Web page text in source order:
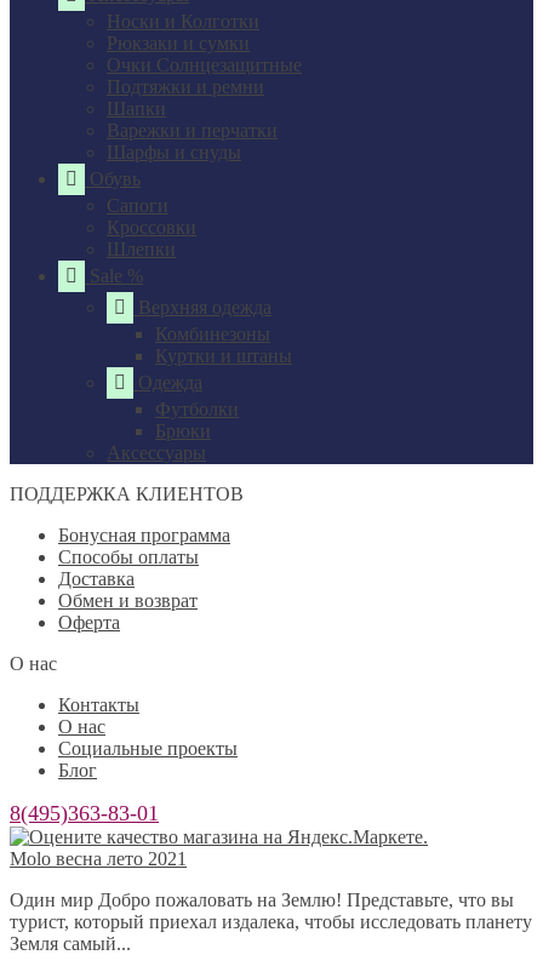
Носки и Колготки
Рюкзаки и сумки
Очки Солнцезащитные
Подтяжки и ремни
Шапки
Варежки и перчатки
Шарфы и снуды
Обувь
Сапоги
Кроссовки
Шлепки
Sale %
Верхняя одежда
Комбинезоны
Куртки и штаны
Одежда
Футболки
Брюки
Аксессуары
ПОДДЕРЖКА КЛИЕНТОВ
Бонусная программа
Способы оплаты
Доставка
Обмен и возврат
Оферта
О нас
Контакты
О нас
Социальные проекты
Блог
8(495)363-83-01
Molo весна лето 2021
Один мир Добро пожаловать на Землю! Представьте, что вы
турист, который приехал издалека, чтобы исследовать планету
Земля самый...